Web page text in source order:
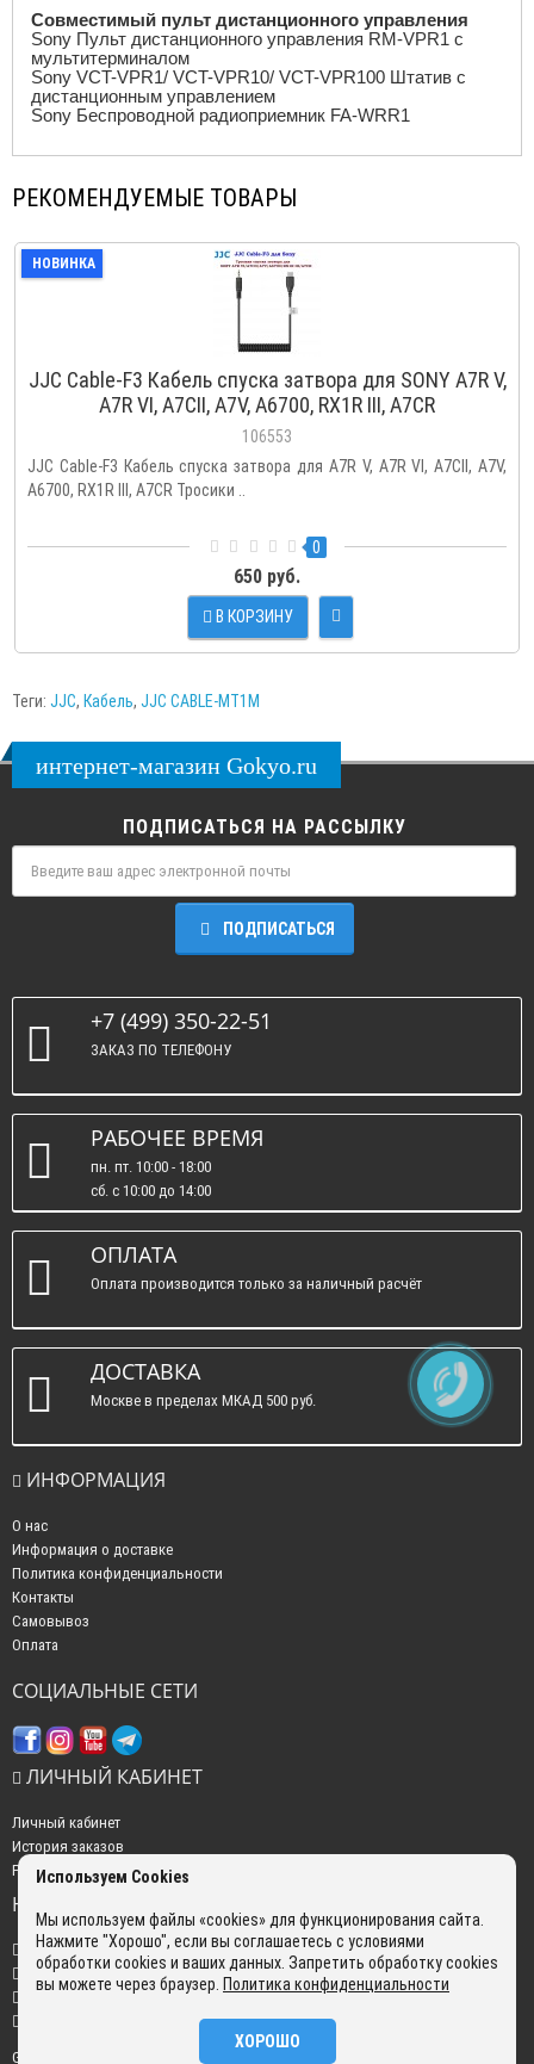
Совместимый пульт дистанционного управления
Sony Пульт дистанционного управления RM-VPR1 с
мультитерминалом
Sony VCT-VPR1/ VCT-VPR10/ VCT-VPR100 Штатив с
дистанционным управлением
Sony Беспроводной радиоприемник FA-WRR1
РЕКОМЕНДУЕМЫЕ ТОВАРЫ
НОВИНКА
JJC Cable-F3 Кабель спуска затвора для SONY A7R V,
A7R VI, A7CII, A7V, A6700, RX1R III, A7CR
106553
JJC Cable-F3 Кабель спуска затвора для A7R V, A7R VI, A7CII, A7V,
A6700, RX1R III, A7CR Тросики ..
0
650 руб.
В КОРЗИНУ
Теги: JJC, Кабель, JJC CABLE-MT1M
интернет-магазин Gokyo.ru
ПОДПИСАТЬСЯ НА РАССЫЛКУ
ПОДПИСАТЬСЯ
+7 (499) 350-22-51
ЗАКАЗ ПО ТЕЛЕФОНУ
РАБОЧЕЕ ВРЕМЯ
пн. пт. 10:00 - 18:00
сб. c 10:00 до 14:00
вс. : выходные.
ОПЛАТА
Оплата производится только за наличный расчёт
ДОСТАВКА
Москве в пределах МКАД 500 руб.
ИНФОРМАЦИЯ
О нас
Информация о доставке
Политика конфиденциальности
Контакты
Самовывоз
Оплата
СОЦИАЛЬНЫЕ СЕТИ
ЛИЧНЫЙ КАБИНЕТ
Личный кабинет
История заказов
Рассылка новостей
НАШИ КОНТАКТЫ
+7 (499) 350-22-51
sales@gokyo.ru
пн. - пт. : с 10:00 до 18:00 сб. c 10:00 до 14:00 воскресенье : выходной.
г. Москва, Россия, Улица Сущёвский Вал, 5 с20
GOKYO © 2026
Используем Cookies
Мы используем файлы «cookies» для функционирования сайта.
Нажмите "Хорошо", если вы соглашаетесь с условиями
обработки cookies и ваших данных. Запретить обработку cookies
вы можете через браузер. Политика конфиденциальности
ХОРОШО